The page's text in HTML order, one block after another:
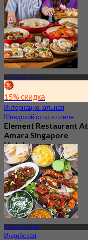
Танджонг Пагар
15% скидка
Интернациональная
Шведский стол в отеле
Element Restaurant At
Amara Singapore
Hotel
Новое
4.1
ОтS$ 69.3
Раффлз Плейс
Индийская